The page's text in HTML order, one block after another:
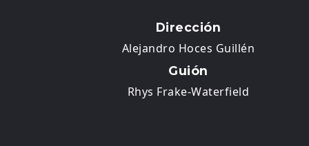
Dirección
Alejandro Hoces Guillén
Guión
Rhys Frake-Waterfield